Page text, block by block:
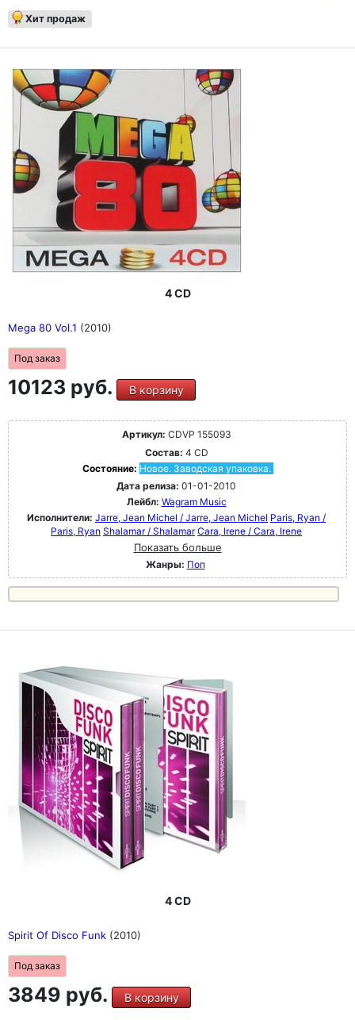
Хит продаж
4 CD
Mega 80 Vol.1 (2010)
Под заказ
10123 руб. В корзину
Артикул: CDVP 155093
Состав: 4 CD
Состояние: Новое. Заводская упаковка.
Дата релиза: 01-01-2010
Лейбл: Wagram Music
Исполнители: Jarre, Jean Michel / Jarre, Jean Michel Paris, Ryan /
Paris, Ryan Shalamar / Shalamar Cara, Irene / Cara, Irene
Показать больше
Жанры: Поп
4 CD
Spirit Of Disco Funk (2010)
Под заказ
3849 руб. В корзину